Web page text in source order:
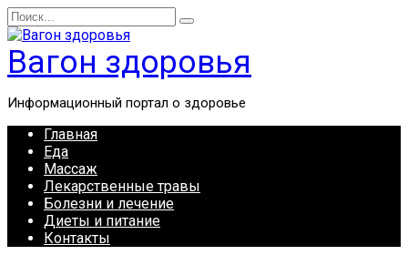
Перейти
к
содержанию
Search
for:
Вагон здоровья
Информационный портал о здоровье
Главная
Еда
Массаж
Лекарственные травы
Болезни и лечение
Диеты и питание
Контакты